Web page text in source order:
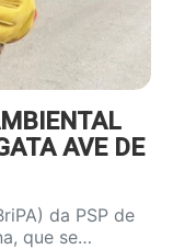
AVE DE
da PSP de
que se…